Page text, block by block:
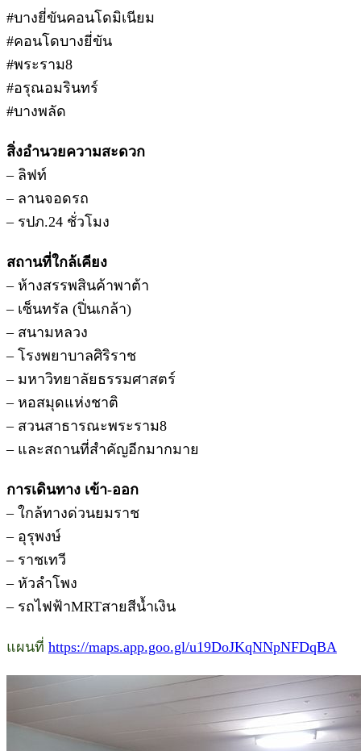
#บางยี่ขันคอนโดมิเนียม
#คอนโดบางยี่ขัน
#พระราม8
#อรุณอมรินทร์
#บางพลัด
สิ่งอำนวยความสะดวก
– ลิฟท์
– ลานจอดรถ
– รปภ.24 ชั่วโมง
สถานที่ใกล้เคียง
– ห้างสรรพสินค้าพาต้า
– เซ็นทรัล (ปิ่นเกล้า)
– สนามหลวง
– โรงพยาบาลศิริราช
– มหาวิทยาลัยธรรมศาสตร์
– หอสมุดแห่งชาติ
– สวนสาธารณะพระราม8
– และสถานที่สำคัญอีกมากมาย
การเดินทาง เข้า-ออก
– ใกล้ทางด่วนยมราช
– อุรุพงษ์
– ราชเทวี
– หัวลำโพง
– รถไฟฟ้าMRTสายสีน้ำเงิน
แผนที่ https://maps.app.goo.gl/u19DoJKqNNpNFDqBA